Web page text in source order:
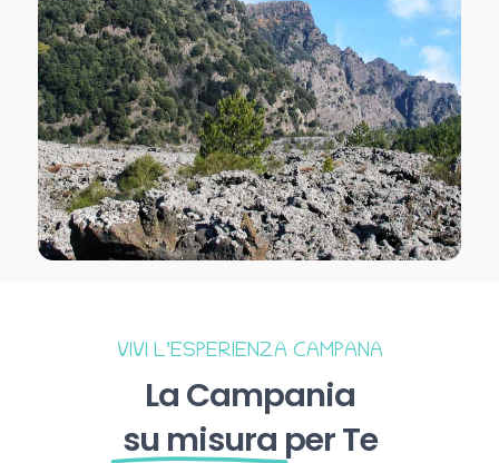
VIVI L’ESPERIENZA CAMPANA
La Campania
su misura per Te